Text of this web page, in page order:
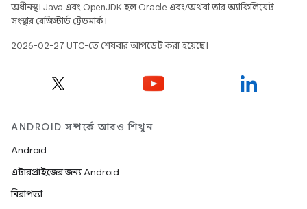
অধীনস্থ। Java এবং OpenJDK হল Oracle এবং/অথবা তার অ্যাফিলিয়েট
সংস্থার রেজিস্টার্ড ট্রেডমার্ক।
2026-02-27 UTC-তে শেষবার আপডেট করা হয়েছে।
ANDROID সম্পর্কে আরও শিখুন
Android
এন্টারপ্রাইজের জন্য Android
নিরাপত্তা